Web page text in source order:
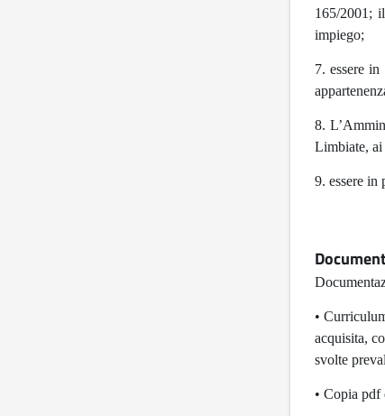
165/2001;
impiego;
7. essere
8.
Limbiate, ai
9. essere in
•
acquisita,
svolte
• Copia